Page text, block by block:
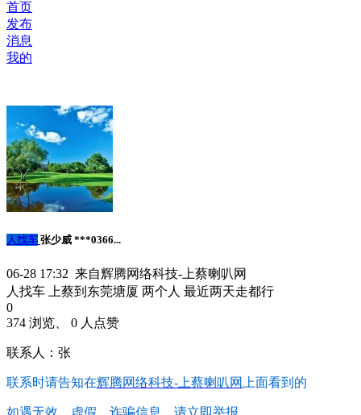
首页
发布
消息
我的
人找车 张少威 ***0366...
06-28 17:32 来自辉腾网络科技-上蔡喇叭网
人找车 上蔡到东莞塘厦 两个人 最近两天走都行
0
374 浏览、 0 人点赞
联系人：张
联系时请告知在辉腾网络科技-上蔡喇叭网 上面看到的
如遇无效、虚假、诈骗信息，请立即举报